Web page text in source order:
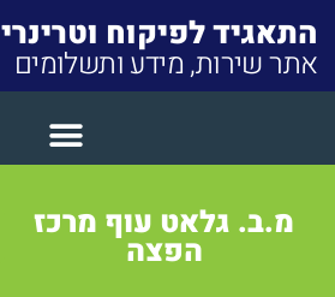
התאגיד לפיקוח וטרינרי
אתר שירות, מידע ותשלומים
מ.ב. גלאט עוף מרכז
הפצה